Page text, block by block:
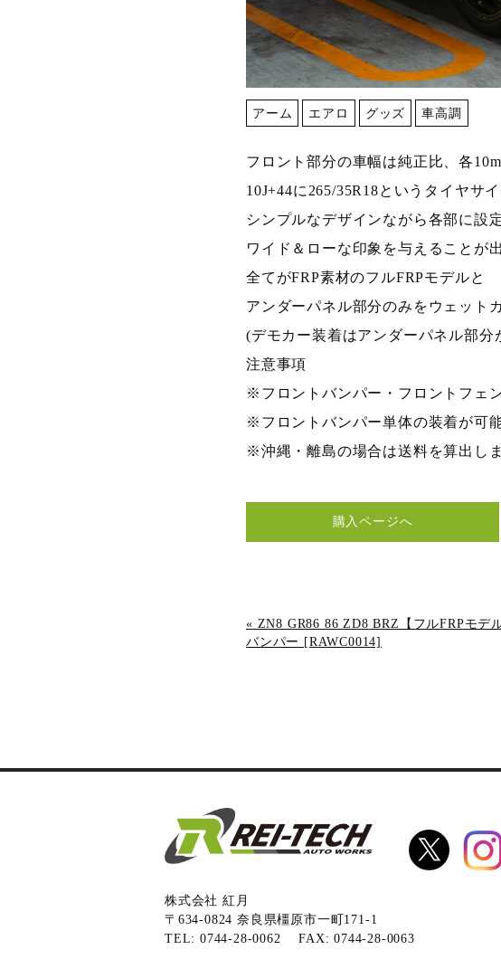
アーム エアロ グッズ 車高調
フロント部分の車幅は純正比、各
10J+44に265/35R18というタイヤサ
シンプルなデザインながら各部に設
ワイド＆ローな印象を与えることが
全てがFRP素材のフルFRPモデルと
アンダーパネル部分のみをウェット
(デモカー装着はアンダーパネル部
注意事項
※フロントバンパー・フロントフェ
※フロントバンパー単体の装着が可
※沖縄・離島の場合は送料を算出し
購入ページへ
« ZN8 GR86 86 ZD8 BRZ【フルFRPモデ
バンパー [RAWC0014]
株式会社 紅月
〒634-0824 奈良県橿原市一町171-1
TEL: 0744-28-0062 FAX: 0744-28-0063